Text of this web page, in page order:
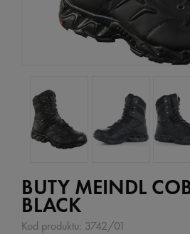
BUTY MEINDL
BLACK
Kod produktu: 3742/01